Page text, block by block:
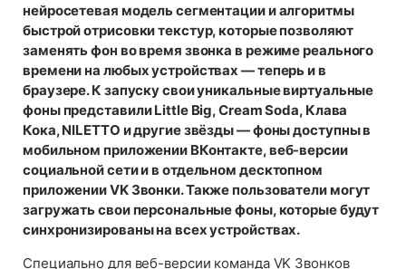
нейросетевая модель сегментации и алгоритмы
быстрой отрисовки текстур, которые позволяют
заменять фон во время звонка в режиме реального
времени на любых устройствах — теперь и в
браузере. К запуску свои уникальные виртуальные
фоны представили Little Big, Cream Soda, Клава
Кока, NILETTO и другие звёзды — фоны доступны в
мобильном приложении ВКонтакте, веб-версии
социальной сети и в отдельном десктопном
приложении VK Звонки. Также пользователи могут
загружать свои персональные фоны, которые будут
синхронизированы на всех устройствах.
Специально для веб-версии команда VK Звонков